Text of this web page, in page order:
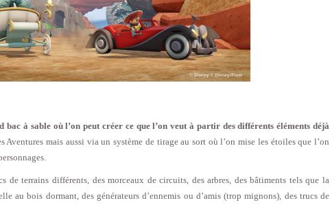
à sable où l’on peut créer ce que l’on veut à partir des différents éléments déjà
Aventures mais aussi via un système de tirage au sort où l’on mise les étoiles que l’on
de terrains différents, des morceaux de circuits, des arbres, des bâtiments tels que la
au bois dormant, des générateurs d’ennemis ou d’amis (trop mignons), des trucs de